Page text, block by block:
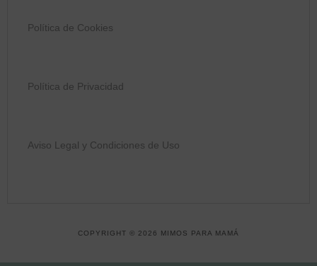
Política de Cookies
Política de Privacidad
Aviso Legal y Condiciones de Uso
COPYRIGHT © 2026 MIMOS PARA MAMÁ